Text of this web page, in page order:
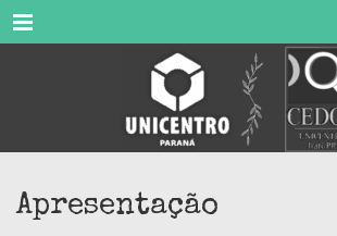
Menu
Apresentação